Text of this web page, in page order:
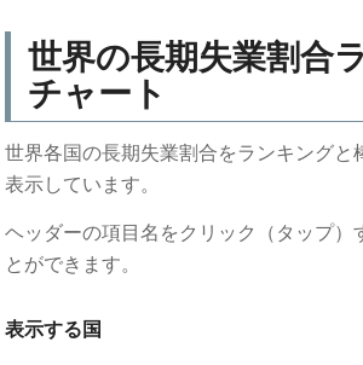
世界の長期失業割合
チャート
世界各国の長期失業割合をランキングと
表示しています。
ヘッダーの項目名をクリック（タップ）
とができます。
表示する国